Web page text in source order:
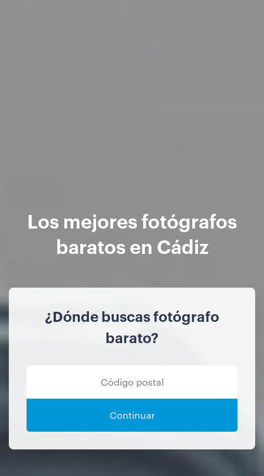
Los mejores fotógrafos
baratos en Cádiz
¿Dónde buscas fotógrafo
barato?
Continuar